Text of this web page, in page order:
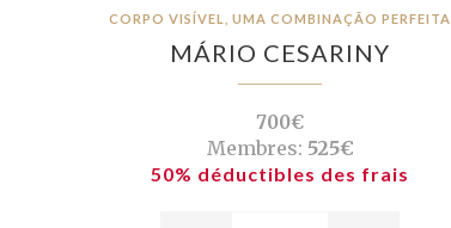
CORPO VISÍVEL, UMA COMBINAÇÃO PERFEITA
MÁRIO CESARINY
700€
Membres: 525€
50% déductibles des frais